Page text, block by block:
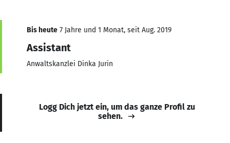
Bis heute 7 Jahre und 1 Monat, seit Aug. 2019
Assistant
Anwaltskanzlei Dinka Jurin
Logg Dich jetzt ein, um das ganze Profil zu
sehen.